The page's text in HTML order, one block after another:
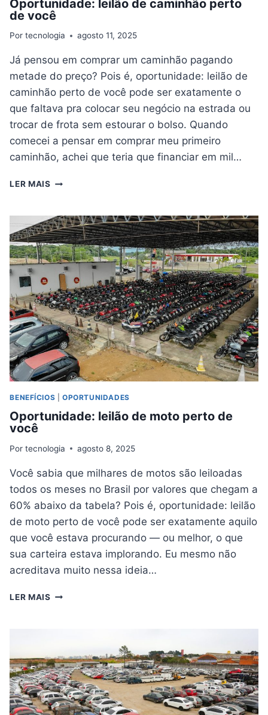
Oportunidade: leilão de caminhão perto
de você
Por tecnologia agosto 11, 2025
Já pensou em comprar um caminhão pagando
metade do preço? Pois é, oportunidade: leilão de
caminhão perto de você pode ser exatamente o
que faltava pra colocar seu negócio na estrada ou
trocar de frota sem estourar o bolso. Quando
comecei a pensar em comprar meu primeiro
caminhão, achei que teria que financiar em mil…
LER MAIS OPORTUNIDADE:
CAMINHÃO
PERTO
DE
VOCÊ
BENEFÍCIOS |OPORTUNIDADES
Oportunidade: leilão de moto perto de
você
Por tecnologia agosto 8, 2025
Você sabia que milhares de motos são leiloadas
todos os meses no Brasil por valores que chegam a
60% abaixo da tabela? Pois é, oportunidade: leilão
de moto perto de você pode ser exatamente aquilo
que você estava procurando — ou melhor, o que
sua carteira estava implorando. Eu mesmo não
acreditava muito nessa ideia…
LER MAIS OPORTUNIDADE:
DE
VOCÊ